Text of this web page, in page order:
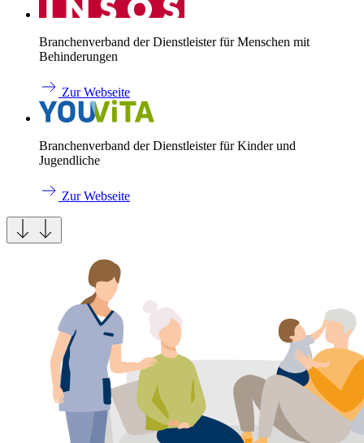
Branchenverband der Dienstleister für Menschen mit
Behinderungen
Zur Webseite
Branchenverband der Dienstleister für Kinder und
Jugendliche
Zur Webseite